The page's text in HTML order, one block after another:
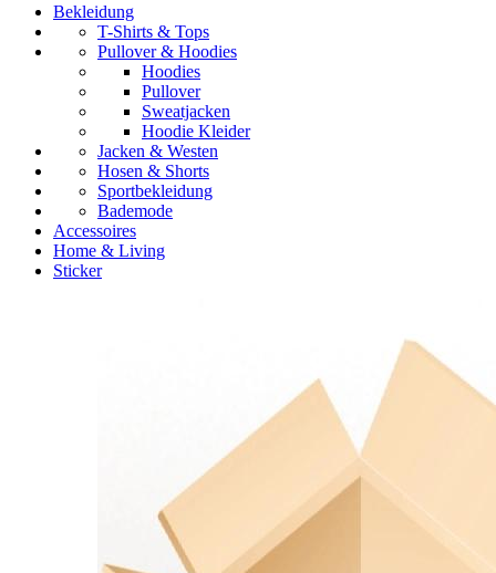
Bekleidung
T-Shirts & Tops
Pullover & Hoodies
Hoodies
Pullover
Sweatjacken
Hoodie Kleider
Jacken & Westen
Hosen & Shorts
Sportbekleidung
Bademode
Accessoires
Home & Living
Sticker